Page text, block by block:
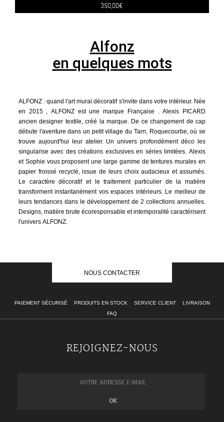
350,00€
Alfonz
en quelques mots
ALFONZ : quand l'art mural décoratif s'invite dans votre intérieur. Née
en 2015 , ALFONZ est une marque Française . Alexis PICARD
ancien designer textile, créé la marque. De ce changement de cap
débute l'aventure dans un petit village du Tarn, Roquecourbe, où se
trouve aujourd'hui leur atelier. Un univers profondément déco les
singularise avec des créations exclusives en séries limitées. Alexis
et Sophie vous proposent une large gamme de tentures murales en
papier froissé recyclé, issue de leurs choix audacieux et assumés.
Le caractère décoratif et le traitement particulier de la matière
transforment instantanément vos espaces intérieurs. Le meilleur de
leurs tendances dans le développement de 2 collections annuelles.
Designs, matière brute écoresponsable et intemporalité caractérisent
l'univers ALFONZ.
NOUS CONTACTER
PAIEMENT SÉCURISÉ PRODUITS EN STOCK SERVICE CLIENT
LIVRAISON
FAQ
REJOIGNEZ-NOUS